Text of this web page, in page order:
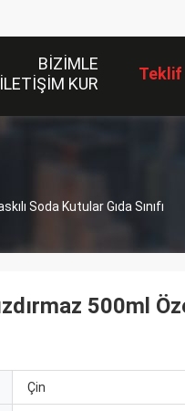
BIZIMLE
ILETIŞIM KUR
Soda Kutular Gıda Sınıfı
500ml
Çin